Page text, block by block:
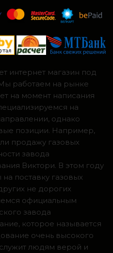
интернет магазин под
работаем на рынке
на момент написания
на
однако
позиции. Например,
продажу газовых
завода
Виктори. В этом году
поставку газовых
не дорогих
официальным
завода
которое называется
очень высокого
людям верой и